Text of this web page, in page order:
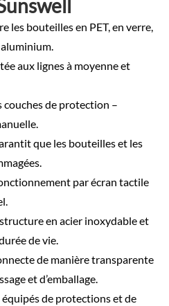
les bouteilles en PET, en verre,
aux lignes à moyenne et
de protection –
que les bouteilles et les
par écran tactile
en acier inoxydable et
de vie.
de manière transparente
et d’emballage.
de protections et de